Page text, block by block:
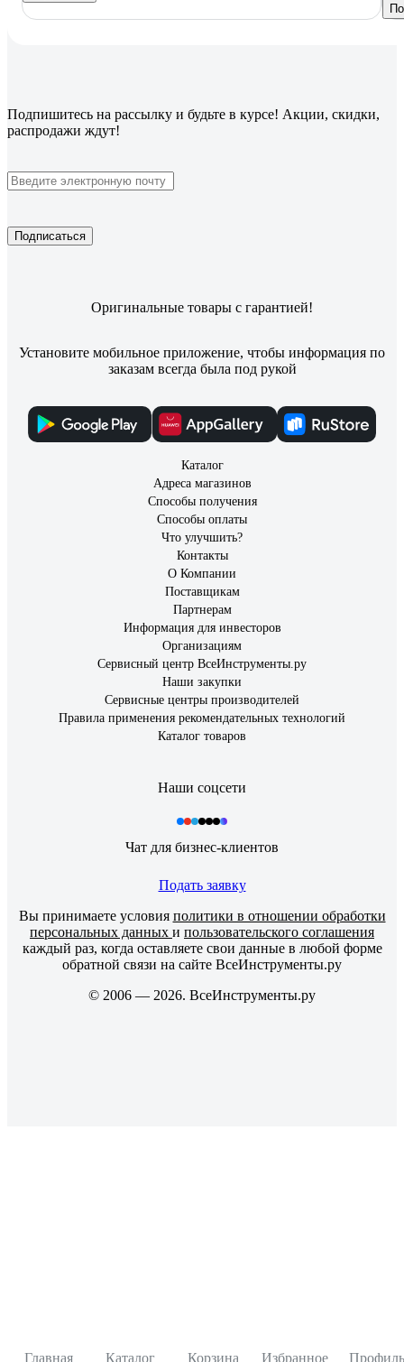
Главная Каталог Корзина Избранное
Подпишитесь на рассылку и будьте в курсе! Акции, скидки,
распродажи ждут!
Подписаться
Оригинальные товары с гарантией!
Установите мобильное приложение, чтобы информация по
заказам всегда была под рукой
Каталог
Адреса магазинов
Способы получения
Способы оплаты
Что улучшить?
Контакты
О Компании
Поставщикам
Партнерам
Информация для инвесторов
Организациям
Сервисный центр ВсеИнструменты.ру
Наши закупки
Сервисные центры производителей
Правила применения рекомендательных технологий
Каталог товаров
Наши соцсети
Чат для бизнес-клиентов
Подать заявку
Вы принимаете условия политики в отношении обработки
персональных данных и пользовательского соглашения
каждый раз, когда оставляете свои данные в любой форме
обратной связи на сайте ВсеИнструменты.ру
© 2006 — 2026. ВсеИнструменты.ру